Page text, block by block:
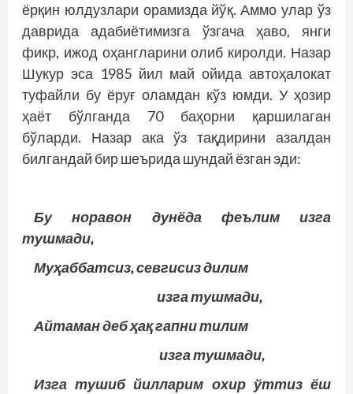
ёрқин юлдузлари орамизда йўқ. Аммо улар ўз
даврида адабиётимизга ўзгача ҳаво, янги
фикр, ижод оҳангларини олиб киролди. Назар
Шукур эса 1985 йил май ойида автоҳалокат
туфайли бу ёруғ оламдан кўз юмди. У ҳозир
ҳаёт бўлганда 70 баҳорни қаршилаган
бўларди. Назар ака ўз тақдирини азалдан
билгандай бир шеърида шундай ёзган эди:
Бу норавон дунёда феълим изга
тушмади,
Муҳаббатсиз, севгисиз дилим
изга тушмади,
Айтаман деб ҳақ гапни тилим
изга тушмади,
Изга тушиб йилларим охир ўттиз ёш